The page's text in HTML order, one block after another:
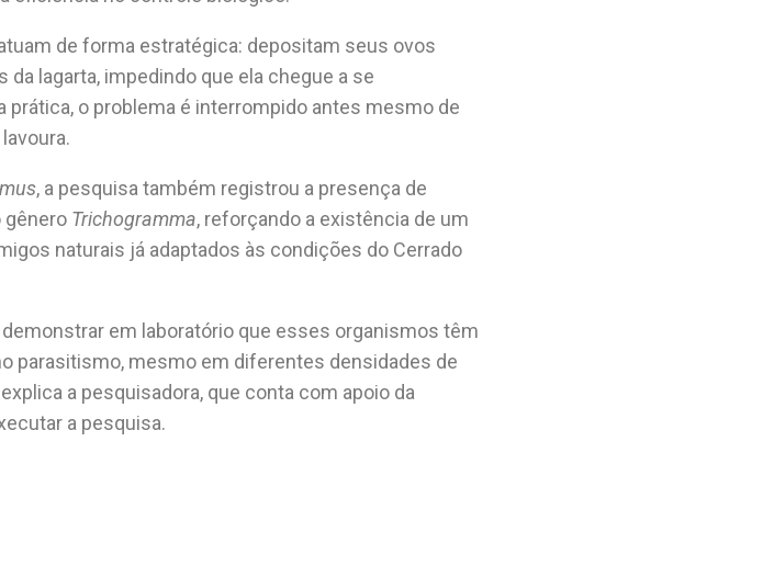
de forma estratégica: depositam seus ovos
da lagarta, impedindo que ela chegue a se
prática, o problema é interrompido antes mesmo de
, a pesquisa também registrou a presença de
gênero Trichogramma, reforçando a existência de um
naturais já adaptados às condições do Cerrado
em laboratório que esses organismos têm
parasitismo, mesmo em diferentes densidades de
explica a pesquisadora, que conta com apoio da
a pesquisa.